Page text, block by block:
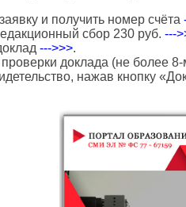
и получить номер счёта
сбор 230 руб. ---
--->>>.
доклада (не более 8-
нажав кнопку